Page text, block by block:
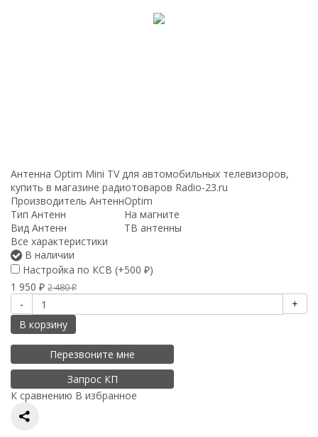
Антенна Optim Mini TV для автомобильных телевизоров,
купить в магазине радиотоваров Radio-23.ru
Производитель АнтеннOptim
Тип Антенн
На магните
Вид Антенн
ТВ антенны
Все характеристики
В наличии
Настройка по КСВ (+500 ₽)
1 950 ₽ 2 480₽
-
+
В корзину
Перезвоните мне
Запрос КП
К сравнению В избранное